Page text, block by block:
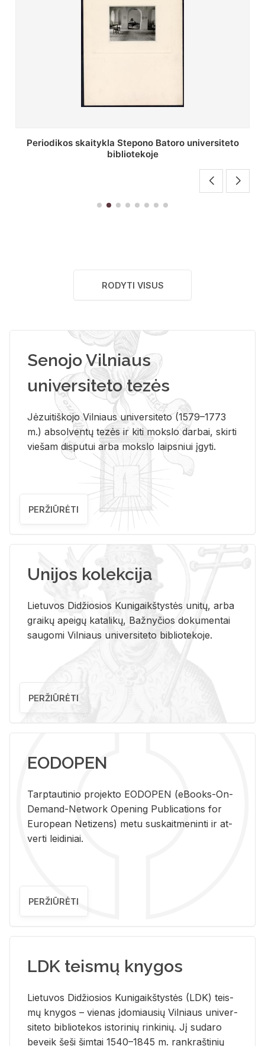
Stepono Batoro universiteto bibliotekos antrojo
aukšto fojė
RODYTI VISUS
Senojo Vilniaus
universiteto tezės
Jėzuitiškojo Vilniaus universiteto (1579–1773
m.) absolventų tezės ir kiti mokslo darbai, skirti
viešam disputui arba mokslo laipsniui įgyti.
PERŽIŪRĖTI
Unijos kolekcija
Lietuvos Didžiosios Kunigaikštystės unitų, arba
graikų apeigų katalikų, Bažnyčios dokumentai
saugomi Vilniaus universiteto bibliotekoje.
PERŽIŪRĖTI
EODOPEN
Tarp­tau­ti­nio pro­jek­to EO­DO­PEN (eBo­oks-On-
De­mand-Ne­twork Ope­ning Pub­li­ca­tions for
Eu­ro­pe­an Ne­ti­zens) metu su­skait­me­nin­ti ir at­
ver­ti lei­di­niai.
PERŽIŪRĖTI
LDK teismų knygos
Lie­tu­vos Di­džio­sios Ku­ni­gaikš­tys­tės (LDK) teis­
mų kny­gos – vie­nas įdo­miau­sių Vil­niaus uni­ver­
si­te­to bi­b­lio­te­kos is­to­ri­nių rin­ki­nių. Jį su­da­ro
be­veik šeši šim­tai 1540–1845 m. rank­raš­ti­nių